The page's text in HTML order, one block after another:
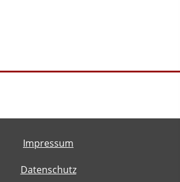
Impressum
Datenschutz